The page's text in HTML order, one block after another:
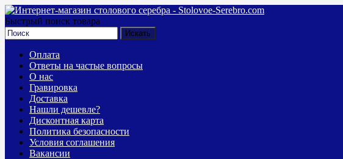
Быстрый поиск товара
Оплата
Ответы на частые вопросы
О нас
Гравировка
Доставка
Нашли дешевле?
Дисконтная карта
Политика безопасности
Условия соглашения
Вакансии